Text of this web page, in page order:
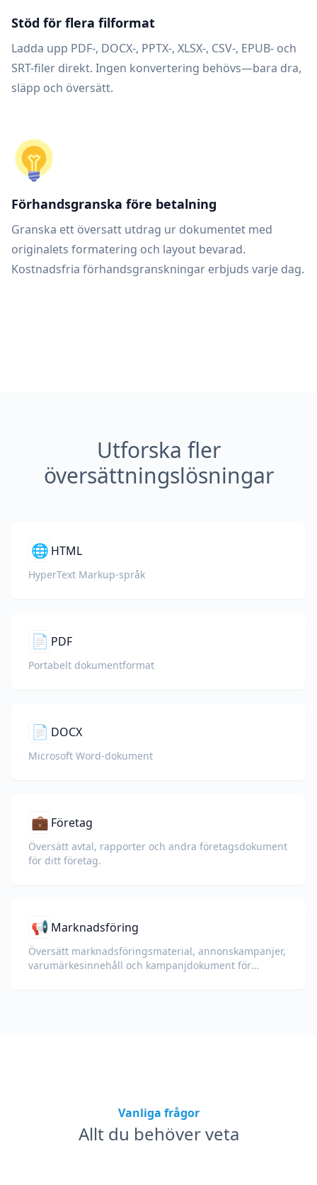
Stöd för flera filformat
Ladda upp PDF-, DOCX-, PPTX-, XLSX-, CSV-, EPUB- och
SRT-filer direkt. Ingen konvertering behövs—bara dra,
släpp och översätt.
Förhandsgranska före betalning
Granska ett översatt utdrag ur dokumentet med
originalets formatering och layout bevarad.
Kostnadsfria förhandsgranskningar erbjuds varje dag.
Utforska fler
översättningslösningar
🌐 HTML
HyperText Markup-språk
📄 PDF
Portabelt dokumentformat
📄 DOCX
Microsoft Word-dokument
💼 Företag
Översätt avtal, rapporter och andra företagsdokument
för ditt företag.
📢 Marknadsföring
Översätt marknadsföringsmaterial, annonskampanjer,
varumärkesinnehåll och kampanjdokument för
Vanliga frågor
Allt du behöver veta